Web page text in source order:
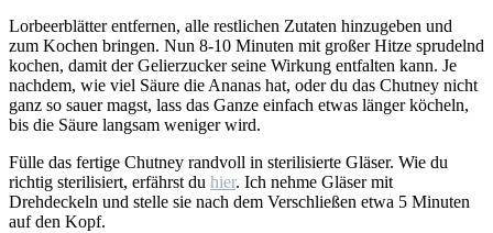
Lorbeerblätter entfernen, alle restlichen Zutaten hinzugeben und
zum Kochen bringen. Nun 8-10 Minuten mit großer Hitze sprudelnd
kochen, damit der Gelierzucker seine Wirkung entfalten kann. Je
nachdem, wie viel Säure die Ananas hat, oder du das Chutney nicht
ganz so sauer magst, lass das Ganze einfach etwas länger köcheln,
bis die Säure langsam weniger wird.
Fülle das fertige Chutney randvoll in sterilisierte Gläser. Wie du
richtig sterilisiert, erfährst du hier. Ich nehme Gläser mit
Drehdeckeln und stelle sie nach dem Verschließen etwa 5 Minuten
auf den Kopf.